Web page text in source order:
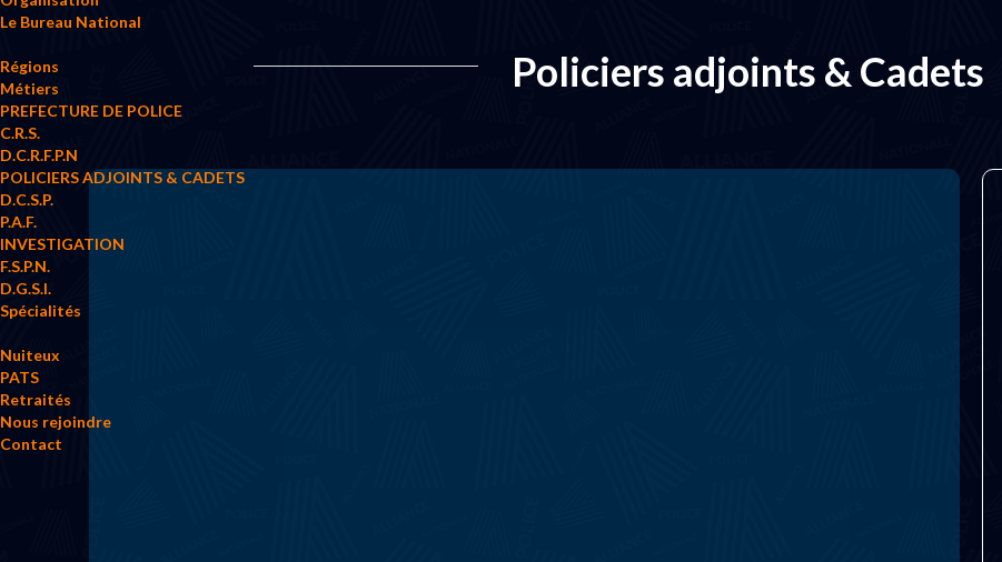
Le Bureau National
Régions
Métiers
PREFECTURE DE POLICE
C.R.S.
D.C.R.F.P.N
POLICIERS ADJOINTS & CADETS
D.C.S.P.
P.A.F.
INVESTIGATION
F.S.P.N.
D.G.S.I.
Spécialités
Nuiteux
PATS
Retraités
Nous rejoindre
Contact
Policiers adjoints & Cadets